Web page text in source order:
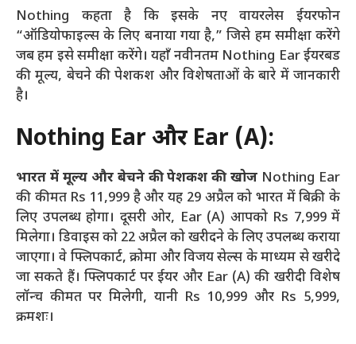
Nothing कहता है कि इसके नए वायरलेस ईयरफोन
“ऑडियोफाइल्स के लिए बनाया गया है,” जिसे हम समीक्षा करेंगे
जब हम इसे समीक्षा करेंगे। यहाँ नवीनतम Nothing Ear ईयरबड
की मूल्य, बेचने की पेशकश और विशेषताओं के बारे में जानकारी
है।
Nothing Ear और Ear (A):
भारत में मूल्य और बेचने की पेशकश की खोज Nothing Ear
की कीमत Rs 11,999 है और यह 29 अप्रैल को भारत में बिक्री के
लिए उपलब्ध होगा। दूसरी ओर, Ear (A) आपको Rs 7,999 में
मिलेगा। डिवाइस को 22 अप्रैल को खरीदने के लिए उपलब्ध कराया
जाएगा। वे फ्लिपकार्ट, क्रोमा और विजय सेल्स के माध्यम से खरीदे
जा सकते हैं। फ्लिपकार्ट पर ईयर और Ear (A) की खरीदी विशेष
लॉन्च कीमत पर मिलेगी, यानी Rs 10,999 और Rs 5,999,
क्रमशः।